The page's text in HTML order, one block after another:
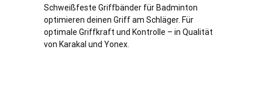
Schweißfeste Griffbänder für Badminton
optimieren deinen Griff am Schläger. Für
optimale Griffkraft und Kontrolle – in Qualität
von Karakal und Yonex.